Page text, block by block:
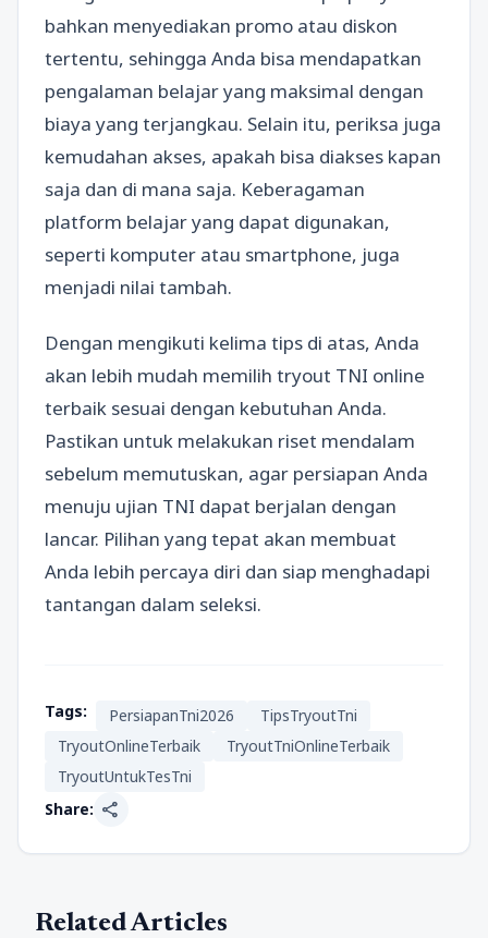
bahkan menyediakan promo atau diskon
tertentu, sehingga Anda bisa mendapatkan
pengalaman belajar yang maksimal dengan
biaya yang terjangkau. Selain itu, periksa juga
kemudahan akses, apakah bisa diakses kapan
saja dan di mana saja. Keberagaman
platform belajar yang dapat digunakan,
seperti komputer atau smartphone, juga
menjadi nilai tambah.
Dengan mengikuti kelima tips di atas, Anda
akan lebih mudah memilih tryout TNI online
terbaik sesuai dengan kebutuhan Anda.
Pastikan untuk melakukan riset mendalam
sebelum memutuskan, agar persiapan Anda
menuju ujian TNI dapat berjalan dengan
lancar. Pilihan yang tepat akan membuat
Anda lebih percaya diri dan siap menghadapi
tantangan dalam seleksi.
Tags: PersiapanTni2026
TipsTryoutTni
TryoutOnlineTerbaik
TryoutTniOnlineTerbaik
TryoutUntukTesTni
Share: share
Related Articles